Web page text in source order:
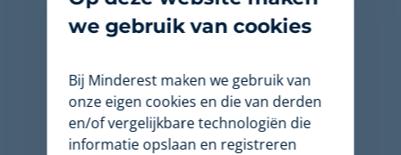
maken gebruik van
we gebruik van cookies
Bij Minderest maken we gebruik van
onze eigen cookies en die van derden
en/of vergelijkbare technologiën die
informatie opslaan en registreren